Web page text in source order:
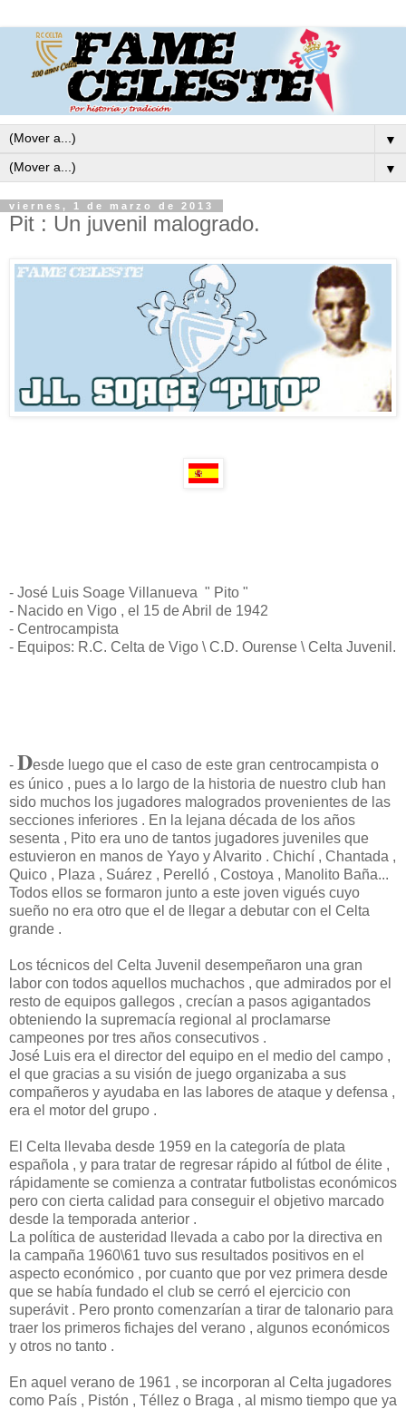
▼
▼
viernes, 1 de marzo de 2013
Pit : Un juvenil malogrado.
- José Luis Soage Villanueva " Pito "
- Nacido en Vigo , el 15 de Abril de 1942
- Centrocampista
- Equipos: R.C. Celta de Vigo \ C.D. Ourense \ Celta Juvenil.
- Desde luego que el caso de este gran centrocampista o
es único , pues a lo largo de la historia de nuestro club han
sido muchos los jugadores malogrados provenientes de las
secciones inferiores . En la lejana década de los años
sesenta , Pito era uno de tantos jugadores juveniles que
estuvieron en manos de Yayo y Alvarito . Chichí , Chantada ,
Quico , Plaza , Suárez , Perelló , Costoya , Manolito Baña...
Todos ellos se formaron junto a este joven vigués cuyo
sueño no era otro que el de llegar a debutar con el Celta
grande .
Los técnicos del Celta Juvenil desempeñaron una gran
labor con todos aquellos muchachos , que admirados por el
resto de equipos gallegos , crecían a pasos agigantados
obteniendo la supremacía regional al proclamarse
campeones por tres años consecutivos .
José Luis era el director del equipo en el medio del campo ,
el que gracias a su visión de juego organizaba a sus
compañeros y ayudaba en las labores de ataque y defensa ,
era el motor del grupo .
El Celta llevaba desde 1959 en la categoría de plata
española , y para tratar de regresar rápido al fútbol de élite ,
rápidamente se comienza a contratar futbolistas económicos
pero con cierta calidad para conseguir el objetivo marcado
desde la temporada anterior .
La política de austeridad llevada a cabo por la directiva en
la campaña 1960\61 tuvo sus resultados positivos en el
aspecto económico , por cuanto que por vez primera desde
que se había fundado el club se cerró el ejercicio con
superávit . Pero pronto comenzarían a tirar de talonario para
traer los primeros fichajes del verano , algunos económicos
y otros no tanto .
En aquel verano de 1961 , se incorporan al Celta jugadores
como País , Pistón , Téllez o Braga , al mismo tiempo que ya